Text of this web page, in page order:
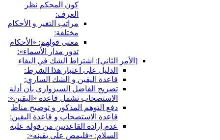
كون المحكم نظر
العرف:
مراتب التغير و الأحكام
مختلفة:
معنى قولهم: «الأحكام
تدور مدار الأسماء»:
[الأمر الثاني‏]: اشتراط الشك في البقاء
الدليل على اعتبار هذا الشرط:
قاعدة اليقين و الشك الساري:
تصريح الفاضل السبزواري بأن أدلة
الاستصحاب تشمل قاعدة «اليقين»:
دفع التوهم المذكور و توضيح مناط
قاعدة الاستصحاب و قاعدة اليقين:
عدم إرادة القاعدتين من قوله عليه
السلام: «فليمض على يقينه»: